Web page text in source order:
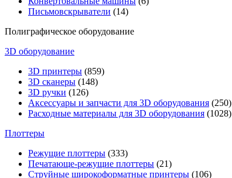
Письмовскрыватели (14)
Полиграфическое оборудование
3D оборудование
3D принтеры (859)
3D сканеры (148)
3D ручки (126)
Аксессуары и запчасти для 3D оборудования (250)
Расходные материалы для 3D оборудования (1028)
Плоттеры
Режущие плоттеры (333)
Печатающе-режущие плоттеры (21)
Струйные широкоформатные принтеры (106)